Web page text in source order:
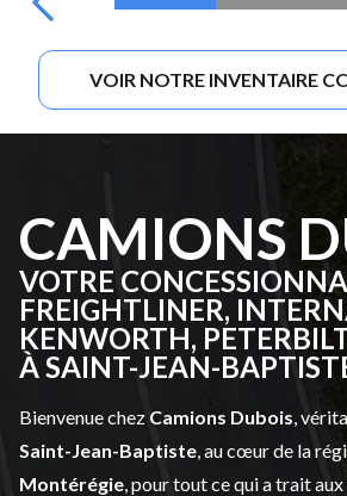
VOIR NOTRE INVENTAIRE
CAMIONS
VOTRE
FREIGHTLINER,
KENWORTH,
À SAINT-JEAN-
Bienvenue chez Camions Dubois ,
Saint-Jean-Baptiste , au cœur de la
Montérégie , pour tout ce qui a trait aux